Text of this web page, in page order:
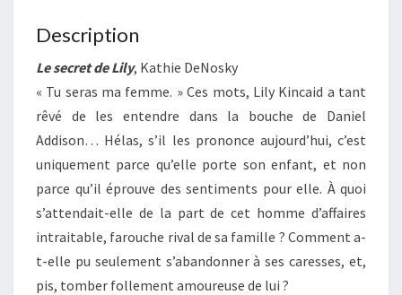
Description
Le secret de Lily, Kathie DeNosky
« Tu seras ma femme. » Ces mots, Lily Kincaid a tant
rêvé de les entendre dans la bouche de Daniel
Addison… Hélas, s’il les prononce aujourd’hui, c’est
uniquement parce qu’elle porte son enfant, et non
parce qu’il éprouve des sentiments pour elle. À quoi
s’attendait-elle de la part de cet homme d’affaires
intraitable, farouche rival de sa famille ? Comment a-
t-elle pu seulement s’abandonner à ses caresses, et,
pis, tomber follement amoureuse de lui ?